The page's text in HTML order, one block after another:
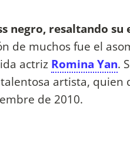
negro, resaltando su
de muchos fue el
actriz Romina Yan.
artista, quien
de 2010.